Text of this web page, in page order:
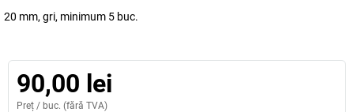
20 mm, gri, minimum 5 buc.
90,00 lei
Preț / buc. (fără TVA)